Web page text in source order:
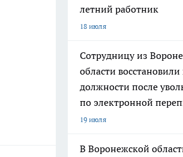
летний работник
18 июля
Сотрудницу из
области восстановили
должности после
по электронной
19 июля
В Воронежской